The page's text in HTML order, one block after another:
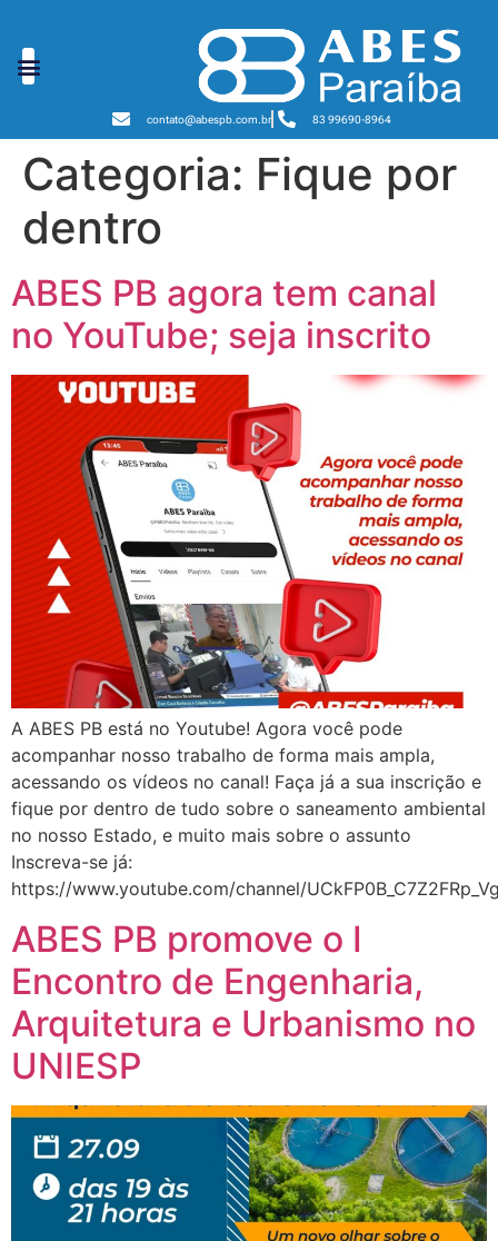
contato@abespb.com.br 83 99690-8964
Categoria: Fique por
dentro
ABES PB agora tem canal
no YouTube; seja inscrito
A ABES PB está no Youtube! Agora você pode
acompanhar nosso trabalho de forma mais ampla,
acessando os vídeos no canal! Faça já a sua inscrição e
fique por dentro de tudo sobre o saneamento ambiental
no nosso Estado, e muito mais sobre o assunto
Inscreva-se já:
https://www.youtube.com/channel/
ABES PB promove o I
Encontro de Engenharia,
Arquitetura e Urbanismo no
UNIESP